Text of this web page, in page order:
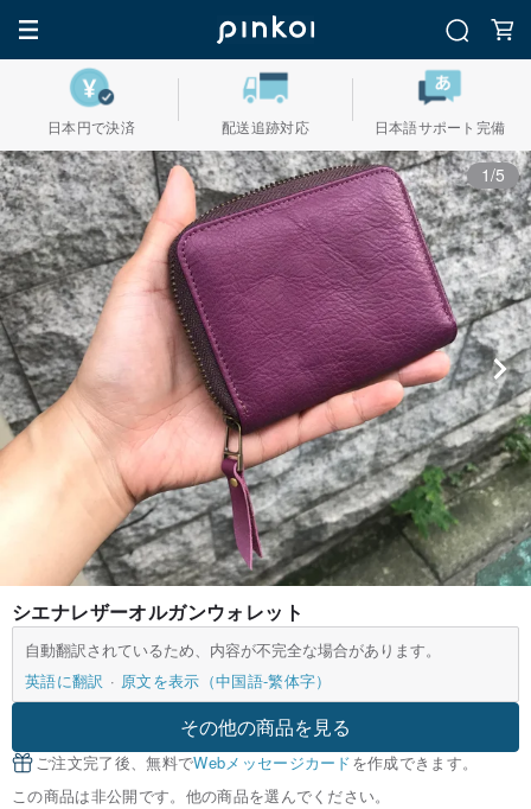
日本円で決済 配送追跡対応 日本語サポート完備
1/5
シエナレザーオルガンウォレット
自動翻訳されているため、内容が不完全な場合があります。
英語に翻訳
原文を表示（中国語-繁体字）
その他の商品を見る
ご注文完了後、無料でWebメッセージカードを作成できます。
この商品は非公開です。他の商品を選んでください。